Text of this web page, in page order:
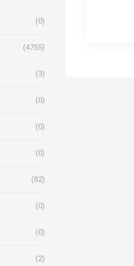
(0)
(4755)
(3)
(0)
(0)
(0)
(82)
(0)
(0)
(2)